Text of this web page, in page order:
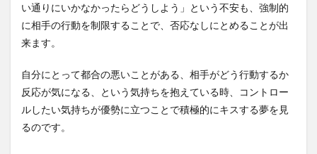
い通りにいかなかったらどうしよう」という不安も、強制的
に相手の行動を制限することで、否応なしにとめることが出
来ます。
自分にとって都合の悪いことがある、相手がどう行動するか
反応が気になる、という気持ちを抱えている時、コントロー
ルしたい気持ちが優勢に立つことで積極的にキスする夢を見
るのです。